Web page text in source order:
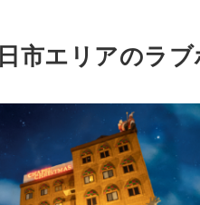
市エリアのラ